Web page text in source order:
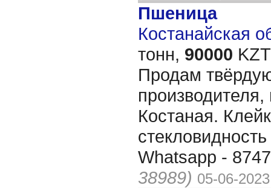
Пшеница
Костанайская
тонн, 90000
Продам
Костаная.
Whatsapp -
38989) 05-06-2023